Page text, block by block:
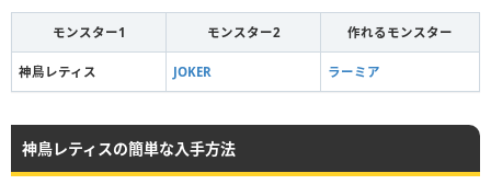
モンスター1 モンスター2 作れるモンスター
神鳥レティス JOKER ラーミア
神鳥レティスの簡単な入手方法